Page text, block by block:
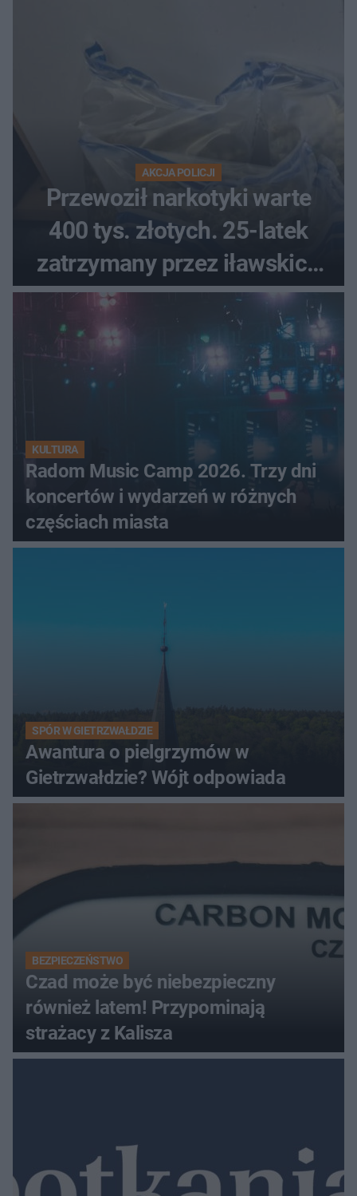
AKCJA POLICJI
Przewoził narkotyki warte
400 tys. złotych. 25-latek
zatrzymany przez iławskich
kryminalnych
KULTURA
Radom Music Camp 2026. Trzy dni
koncertów i wydarzeń w różnych
częściach miasta
SPÓR W GIETRZWAŁDZIE
Awantura o pielgrzymów w
Gietrzwałdzie? Wójt odpowiada
BEZPIECZEŃSTWO
Czad może być niebezpieczny
również latem! Przypominają
strażacy z Kalisza